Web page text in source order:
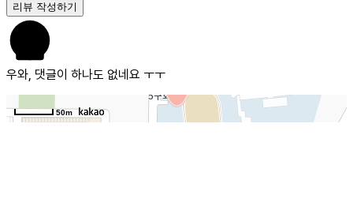
리뷰 작성하기
우와, 댓글이 하나도 없네요 ㅜㅜ
50m